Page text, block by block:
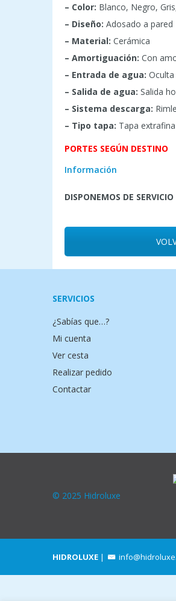
– Color: Blanco, Negro,
– Diseño: Adosado a pared
– Material: Cerámica
– Amortiguación: Con
– Entrada de agua:
– Salida de agua: Salida
– Sistema descarga:
– Tipo tapa: Tapa extrafina
PORTES SEGÚN DESTINO
Información
DISPONEMOS DE
SERVICIOS
¿Sabías que…?
Mi cuenta
Ver cesta
Realizar pedido
Contactar
© 2025 Hidroluxe
HIDROLUXE |